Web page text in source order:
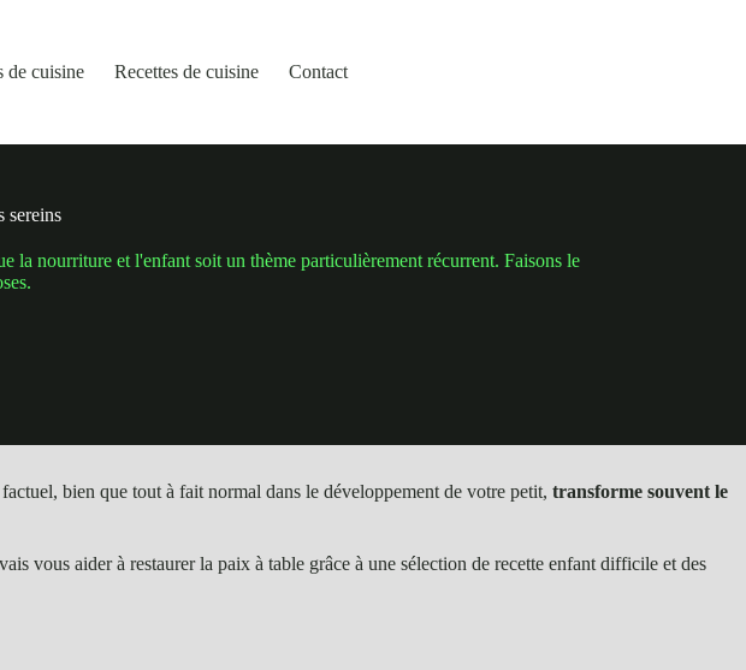
de cuisine Recettes de cuisine Contact
sereins
la nourriture et l'enfant soit un thème particulièrement récurrent. Faisons le
bien que tout à fait normal dans le développement de votre petit, transforme souvent le
vous aider à restaurer la paix à table grâce à une sélection de recette enfant difficile et des